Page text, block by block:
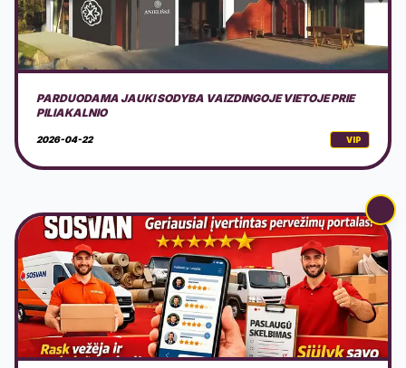
SOSVAN - RASK VEŽĖJĄ IR KAINĄ GREITAI